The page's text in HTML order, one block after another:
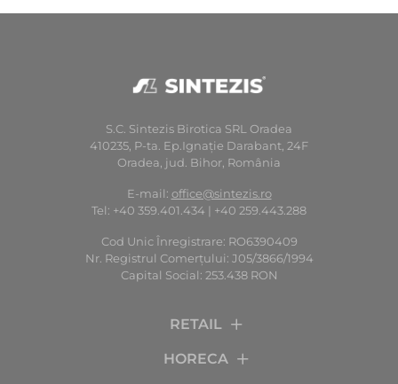
S.C. Sintezis Birotica SRL Oradea
410235, P-ta. Ep.Ignaţie Darabant, 24F
Oradea, jud. Bihor, România
E-mail: office@sintezis.ro
Tel: +40 359.401.434 | +40 259.443.288
Cod Unic Înregistrare: RO6390409
Nr. Registrul Comerţului: J05/3866/1994
Capital Social: 253.438 RON
RETAIL
HORECA